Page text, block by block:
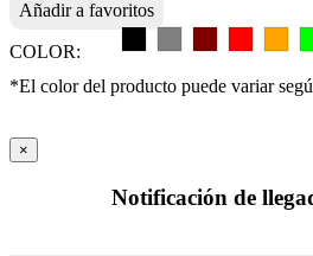
Añadir a favoritos
COLOR:
*El color del producto puede variar
×
Notificación de